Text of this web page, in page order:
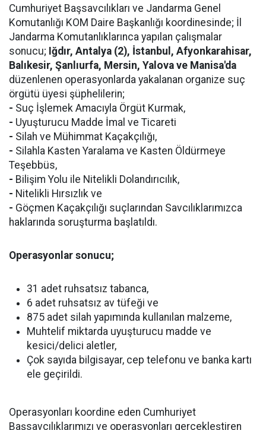
Cumhuriyet Başsavcılıkları ve Jandarma Genel
Komutanlığı KOM Daire Başkanlığı koordinesinde; İl
Jandarma Komutanlıklarınca yapılan çalışmalar
sonucu; Iğdır, Antalya (2), İstanbul, Afyonkarahisar,
Balıkesir, Şanlıurfa, Mersin, Yalova ve Manisa'da
düzenlenen operasyonlarda yakalanan organize suç
örgütü üyesi şüphelilerin;
- Suç İşlemek Amacıyla Örgüt Kurmak,
- Uyuşturucu Madde İmal ve Ticareti
- Silah ve Mühimmat Kaçakçılığı,
- Silahla Kasten Yaralama ve Kasten Öldürmeye
Teşebbüs,
- Bilişim Yolu ile Nitelikli Dolandırıcılık,
- Nitelikli Hırsızlık ve
- Göçmen Kaçakçılığı suçlarından Savcılıklarımızca
haklarında soruşturma başlatıldı.
Operasyonlar sonucu;
31 adet ruhsatsız tabanca,
6 adet ruhsatsız av tüfeği ve
875 adet silah yapımında kullanılan malzeme,
Muhtelif miktarda uyuşturucu madde ve
kesici/delici aletler,
Çok sayıda bilgisayar, cep telefonu ve banka kartı
ele geçirildi.
Operasyonları koordine eden Cumhuriyet
Başsavcılıklarımızı ve operasyonları gerçekleştiren